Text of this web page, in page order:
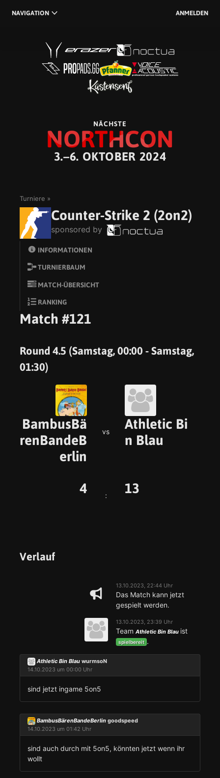
NAVIGATION ANMELDEN
NÄCHSTE
NORTHCON
3.–6. OKTOBER 2024
Turniere
Counter-Strike 2 (2on2)
sponsored by
INFORMATIONEN
TURNIERBAUM
MATCH-ÜBERSICHT
RANKING
Match #121
Round 4.5 (Samstag, 00:00 - Samstag,
01:30)
BambusBä
renBandeB
erlin
vs
Athletic Bi
n Blau
4 : 13
Verlauf
13.10.2023, 22:44 Uhr
Das Match kann jetzt
gespielt werden.
13.10.2023, 23:39 Uhr
Team Athletic Bin Blau ist
spielbereit .
Athletic Bin Blau wurmsoN
14.10.2023 um 00:00 Uhr
sind jetzt ingame 5on5
BambusBärenBandeBerlin goodspeed
14.10.2023 um 01:42 Uhr
sind auch durch mit 5on5, könnten jetzt wenn ihr
wollt